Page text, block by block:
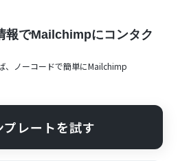
報でMailchimpにコンタク
、ノーコードで簡単にMailchimp
プレートを試す